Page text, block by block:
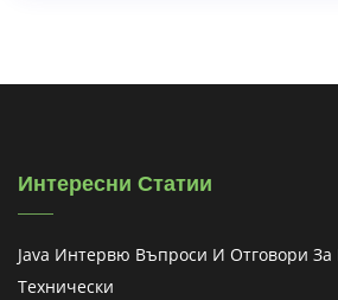
Интересни Статии
Java Интервю Въпроси И Отговори
Технически